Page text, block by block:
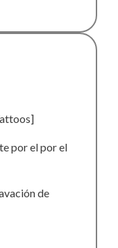
por el por el
de